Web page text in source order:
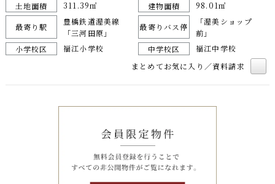
土地面積 311.39㎡ 建物面積 98.01㎡
最寄り駅
豊橋鉄道渥美線
「三河田原」
最寄りバス停
「渥美ショップ
前」
小学校区
福江小学校 中学校区
福江中学校
まとめてお気に入り／資料請求